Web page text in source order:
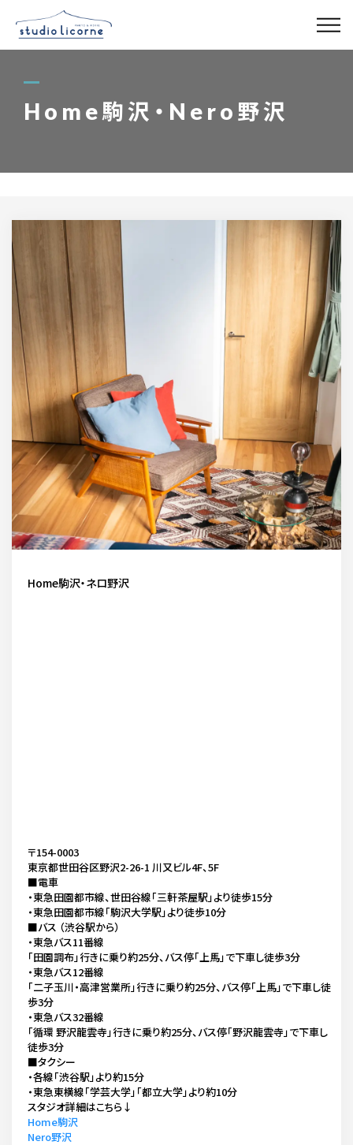
Home駒沢・Nero野沢
Home駒沢・ネロ野沢
〒154-0003
東京都世田谷区野沢2-26-1 川又ビル4F、5F
■電車
・東急田園都市線、世田谷線「三軒茶屋駅」より徒歩15分
・東急田園都市線「駒沢大学駅」より徒歩10分
■バス （渋谷駅から）
・東急バス11番線
「田園調布」行きに乗り約25分、バス停「上馬」で下車し徒歩3分
・東急バス12番線
「二子玉川・高津営業所」行きに乗り約25分、バス停「上馬」で下車し徒
歩3分
・東急バス32番線
「循環 野沢龍雲寺」行きに乗り約25分、バス停「野沢龍雲寺」で下車し
徒歩3分
■タクシー
・各線「渋谷駅」より約15分
・東急東横線「学芸大学」「都立大学」より約10分
スタジオ詳細はこちら↓
Home駒沢
Nero野沢
スタジオ検索
よくある質問
03-6327-0379
お問い合わせ電話
予約担当の携帯に転送されます。
090-1260-5732
着信には必ず折り返します。
※撮影中など繋がりにくい場合あります。